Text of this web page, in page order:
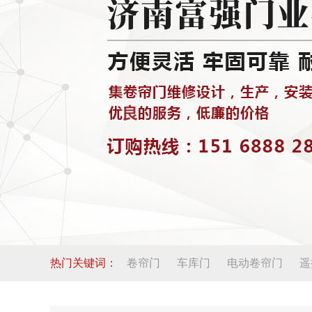
热门关键词： 卷帘门 车库门 电动卷帘门